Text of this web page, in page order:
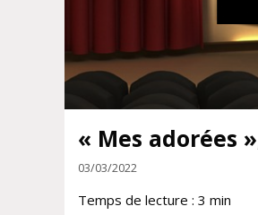
« Mes adorées
03/03/2022
Temps de lecture : 3 min